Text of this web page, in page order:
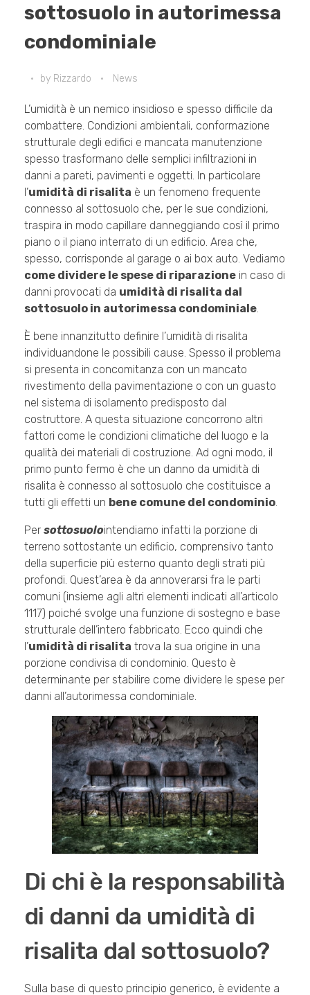
sottosuolo in autorimessa
condominiale
by Rizzardo News
L’umidità è un nemico insidioso e spesso difficile da
combattere. Condizioni ambientali, conformazione
strutturale degli edifici e mancata manutenzione
spesso trasformano delle semplici infiltrazioni in
danni a pareti, pavimenti e oggetti. In particolare
l’umidità di risalita è un fenomeno frequente
connesso al sottosuolo che, per le sue condizioni,
traspira in modo capillare danneggiando così il primo
piano o il piano interrato di un edificio. Area che,
spesso, corrisponde al garage o ai box auto. Vediamo
come dividere le spese di riparazione in caso di
danni provocati da umidità di risalita dal
sottosuolo in autorimessa condominiale
È bene innanzitutto definire l’umidità di risalita
individuandone le possibili cause. Spesso il problema
si presenta in concomitanza con un mancato
rivestimento della pavimentazione o con un guasto
nel sistema di isolamento predisposto dal
costruttore. A questa situazione concorrono altri
fattori come le condizioni climatiche del luogo e la
qualità dei materiali di costruzione. Ad ogni modo, il
primo punto fermo è che un danno da umidità di
risalita è connesso al sottosuolo che costituisce a
tutti gli effetti un bene comune del condominio
Per sottosuolointendiamo infatti la porzione di
terreno sottostante un edificio, comprensivo tanto
della superficie più esterno quanto degli strati più
profondi. Quest’area è da annoverarsi fra le parti
comuni (insieme agli altri elementi indicati all’articolo
1117) poiché svolge una funzione di sostegno e base
strutturale dell’intero fabbricato. Ecco quindi che
l’umidità di risalita trova la sua origine in una
porzione condivisa di condominio. Questo è
determinante per stabilire come dividere le spese per
danni all’autorimessa condominiale.
Di chi è la responsabilità
di danni da umidità di
risalita dal sottosuolo?
Sulla base di questo principio generico, è evidente a